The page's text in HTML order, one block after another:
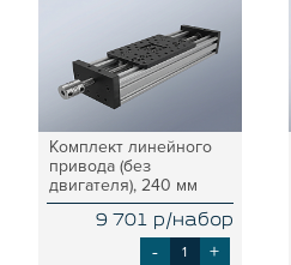
КОНСТРУКЦИОННЫЙ ПРОФИЛЬ
КОМПЛЕКТУЮЩИЕ К ЧПУ
АКСЕССУАРЫ ДЛЯ V-ПАЗА
ПЛАСТИНЫ ДЛЯ РОЛИКОВ
КРЕПЕЖНЫЕ ИЗДЕЛИЯ
МЕХАНИЧЕСКАЯ ПЕРЕДАЧА
КРОНШТЕЙНЫ ДЛЯ РЕМЕННОЙ
Комплект линейного
привода (без
двигателя), 240 мм
9 701 р/набор
- +